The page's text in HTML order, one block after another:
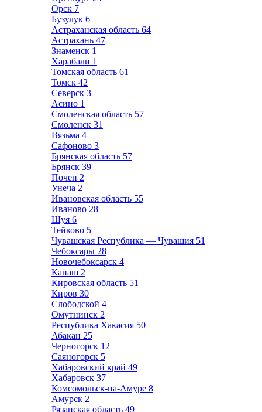
Орск 7
Бузулук 6
Астраханская область 64
Астрахань 47
Знаменск 1
Харабали 1
Томская область 61
Томск 42
Северск 3
Асино 1
Смоленская область 57
Смоленск 31
Вязьма 4
Сафоново 3
Брянская область 57
Брянск 39
Почеп 2
Унеча 2
Ивановская область 55
Иваново 28
Шуя 6
Тейково 5
Чувашская Республика — Чувашия 51
Чебоксары 28
Новочебоксарск 4
Канаш 2
Кировская область 51
Киров 30
Слободской 4
Омутнинск 2
Республика Хакасия 50
Абакан 25
Черногорск 12
Саяногорск 5
Хабаровский край 49
Хабаровск 37
Комсомольск-на-Амуре 8
Амурск 2
Рязанская область 49